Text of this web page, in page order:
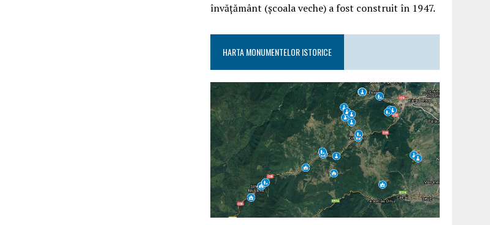
învățământ (școala veche) a fost construit în 1947.
HARTA MONUMENTELOR ISTORICE